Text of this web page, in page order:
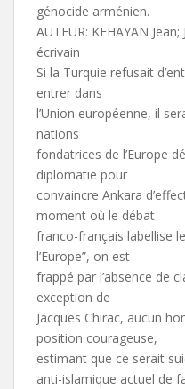
génocide arménien.
AUTEUR: KEHAYAN
écrivain
Si la Turquie refusait
entrer dans
l’Union européenne, il
nations
fondatrices de l’Europe
diplomatie pour
convaincre Ankara
moment où le débat
franco-français labellise
l’Europe”, on est
frappé par l’absence de
exception de
Jacques Chirac, aucun
position courageuse,
estimant que ce serait
anti-islamique actuel de